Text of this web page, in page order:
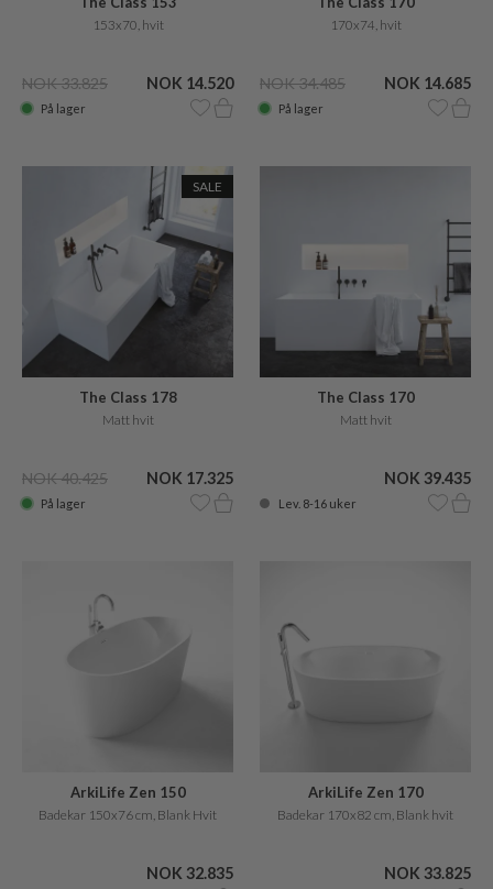
153x70, hvit
NOK 33.825 NOK 14.520
På lager
170x74, hvit
NOK 34.485 NOK 14.685
På lager
SALE
The Class 178
Matt hvit
NOK 40.425 NOK 17.325
På lager
The Class 170
Matt hvit
NOK 39.435
Lev. 8-16 uker
ArkiLife Zen 150
Badekar 150x76 cm, Blank Hvit
NOK 32.835
ArkiLife Zen 170
Badekar 170x82 cm, Blank hvit
NOK 33.825